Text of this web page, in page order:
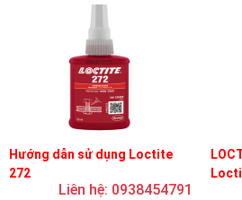
Hướng dẫn sử dụng Loctite
272
Liên hệ: 0938454791